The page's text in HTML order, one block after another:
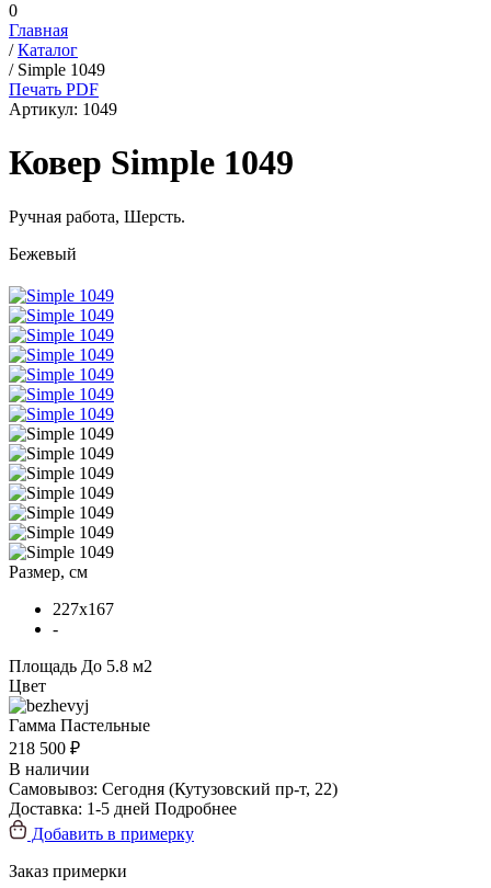
0
Главная
/Каталог
/ Simple 1049
Печать PDF
Артикул: 1049
Ковер Simple 1049
Ручная работа, Шерсть.
Бежевый
Размер, см
227x167
-
Площадь До 5.8 м2
Цвет
Гамма Пастельные
218 500 ₽
В наличии
Самовывоз: Сегодня (Кутузовский пр-т, 22)
Доставка: 1-5 дней Подробнее
Добавить в примерку
Заказ примерки